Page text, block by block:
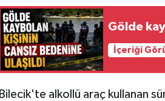
Gölde
İçeriği
Bilecik'te alkollü araç kullanan